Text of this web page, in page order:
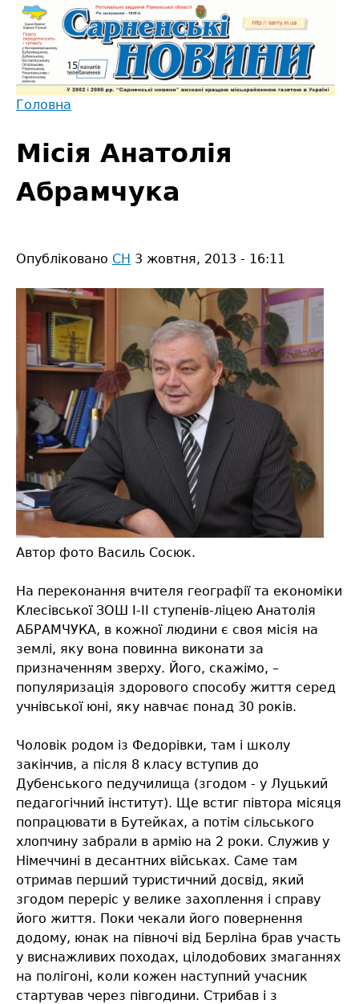
Jump
navigation
є
тут
Головна
to
top
Місія Анатолія
Абрамчука
Опубліковано СН 3 жовтня, 2013 - 16:11
Автор фото Василь Сосюк.
На переконання вчителя географії та економіки
Клесівської ЗОШ І-ІІ ступенів-ліцею Анатолія
АБРАМЧУКА, в кожної людини є своя місія на
землі, яку вона повинна виконати за
призначенням зверху. Його, скажімо, –
популяризація здорового способу життя серед
учнівської юні, яку навчає понад 30 років.
Чоловік родом із Федорівки, там і школу
закінчив, а після 8 класу вступив до
Дубенського педучилища (згодом - у Луцький
педагогічний інститут). Ще встиг півтора місяця
попрацювати в Бутейках, а потім сільського
хлопчину забрали в армію на 2 роки. Служив у
Німеччині в десантних військах. Саме там
отримав перший туристичний досвід, який
згодом переріс у велике захоплення і справу
його життя. Поки чекали його повернення
додому, юнак на півночі від Берліна брав участь
у виснажливих походах, цілодобових змаганнях
на полігоні, коли кожен наступний учасник
стартував через півгодини. Стрибав і з